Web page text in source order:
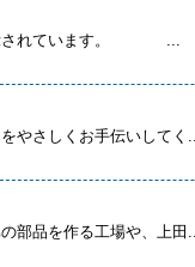
示されています。 ...
やさしくお手伝いしてく...
部品を作る工場や、上田...